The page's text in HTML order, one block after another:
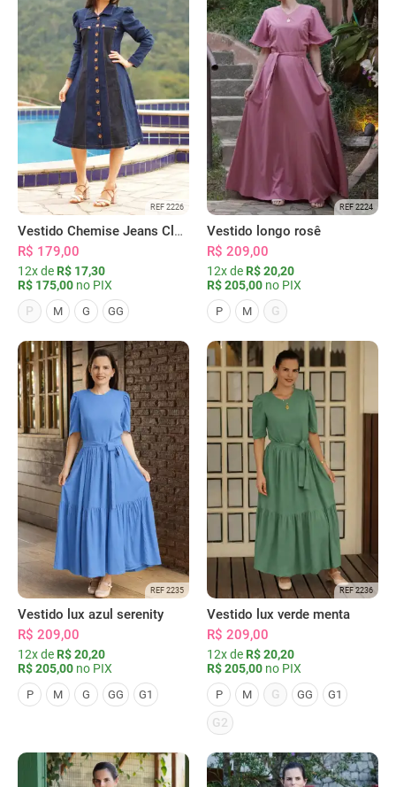
REF 2226
Vestido Chemise Jeans Clássica Serena
R$ 179,00
12x de R$ 17,30
R$ 175,00 no PIX
P
M G GG
REF 2224
Vestido longo rosê
R$ 209,00
12x de R$ 20,20
R$ 205,00 no PIX
P M G
REF 2235
Vestido lux azul serenity
R$ 209,00
12x de R$ 20,20
R$ 205,00 no PIX
P M G GG G1
REF 2236
Vestido lux verde menta
R$ 209,00
12x de R$ 20,20
R$ 205,00 no PIX
P M G GG G1
G2